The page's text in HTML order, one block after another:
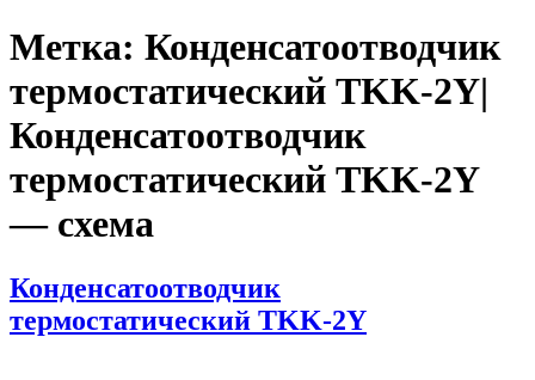
Метка: Конденсатоотводчик
термостатический TKK-2Y|
Конденсатоотводчик
термостатический TKK-2Y
— схема
Опубликовано
Конденсатоотводчик
термостатический TKK-2Y